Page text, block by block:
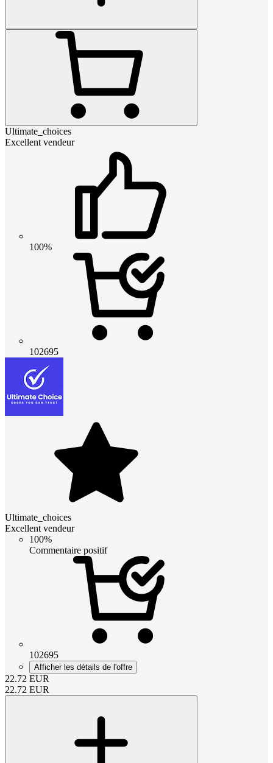
Ultimate_choices
Excellent vendeur
100%
102695
Ultimate_choices
Excellent vendeur
100%
Commentaire positif
102695
Afficher les détails de l'offre
22.72 EUR
22.72 EUR